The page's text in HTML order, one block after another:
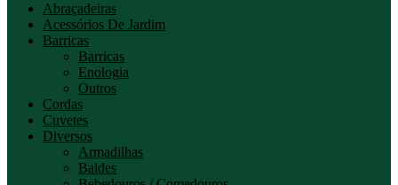
Abraçadeiras
Acessórios De Jardim
Barricas
Barricas
Enologia
Outros
Cordas
Cuvetes
Diversos
Armadilhas
Baldes